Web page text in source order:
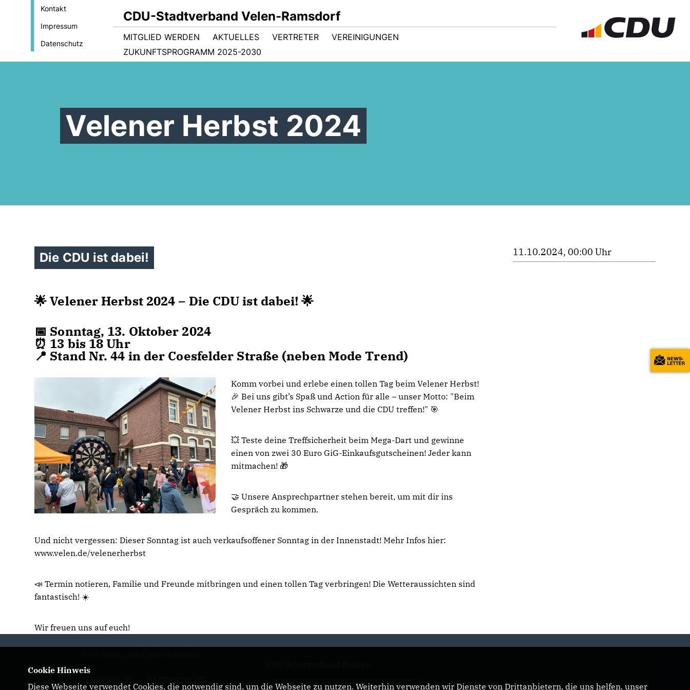
Kontakt
Impressum
Datenschutz
CDU-Stadtverband Velen-Ramsdorf
MITGLIED WERDEN AKTUELLES VERTRETER
VEREINIGUNGEN
ZUKUNFTSPROGRAMM 2025-2030
Velener Herbst 2024
Die CDU ist dabei!
🌟 Velener Herbst 2024 – Die CDU ist dabei! 🌟
📅 Sonntag, 13. Oktober 2024
⏰ 13 bis 18 Uhr
📍 Stand Nr. 44 in der Coesfelder Straße (neben Mode Trend)
Komm vorbei und erlebe einen tollen Tag beim Velener Herbst!
🎉 Bei uns gibt’s Spaß und Action für alle – unser Motto: "Beim
Velener Herbst ins Schwarze und die CDU treffen!" 🎯
💥 Teste deine Treffsicherheit beim Mega-Dart und gewinne
einen von zwei 30 Euro GiG-Einkaufsgutscheinen! Jeder kann
mitmachen! 🎁
🤝 Unsere Ansprechpartner stehen bereit, um mit dir ins
Gespräch zu kommen.
Und nicht vergessen: Dieser Sonntag ist auch verkaufsoffener Sonntag in der Innenstadt! Mehr Infos hier:
www.velen.de/velenerherbst
📣 Termin notieren, Familie und Freunde mitbringen und einen tollen Tag verbringen! Die Wetteraussichten sind
fantastisch! ☀️
Wir freuen uns auf euch!
11.10.2024, 00:00 Uhr
Cookie Hinweis
Diese Webseite verwendet Cookies, die notwendig sind, um die Webseite zu nutzen. Weiterhin verwenden wir Dienste von Drittanbietern, die uns helfen, unser